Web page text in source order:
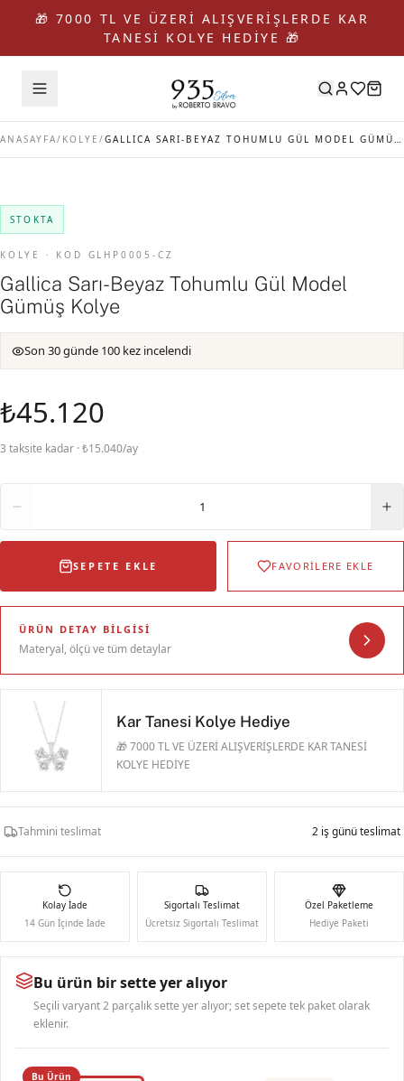
🎁 7000 TL VE ÜZERİ ALIŞVERİŞLERDE KAR
TANESİ KOLYE HEDİYE 🎁
ANASAYFA/ KOLYE / GALLICA SARI-BEYAZ TOHUMLU GÜL MODEL GÜMÜŞ KOLYE
STOKTA
KOLYE · KOD GLHP0005-CZ
Gallica Sarı-Beyaz Tohumlu Gül Model
Gümüş Kolye
Son 30 günde 100 kez incelendi
₺45.120
3 taksite kadar · ₺15.040/ay
1
SEPETE EKLE FAVORİLERE EKLE
ÜRÜN DETAY BILGISI
Materyal, ölçü ve tüm detaylar
Kar Tanesi Kolye Hediye
🎁 7000 TL VE ÜZERİ ALIŞVERİŞLERDE KAR TANESİ
KOLYE HEDİYE
Tahmini teslimat 2 iş günü teslimat
Kolay İade
14 Gün İçinde İade
Sigortalı Teslimat
Ücretsiz Sigortalı Teslimat
Özel Paketleme
Hediye Paketi
Bu ürün bir sette yer alıyor
Seçili varyant 2 parçalık sette yer alıyor; set sepete tek paket olarak
eklenir.
Bu Ürün